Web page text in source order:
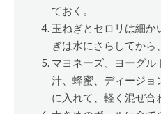
ておく。
玉ねぎとセロリは細か
ぎは水にさらしてから
マヨネーズ、ヨーグル
汁、蜂蜜、ディージョ
に入れて、軽く混ぜ合